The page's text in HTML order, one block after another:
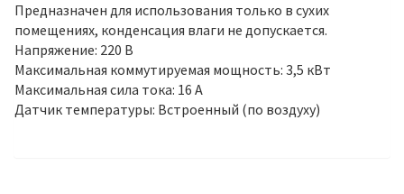
Предназначен для использования только в сухих
помещениях, конденсация влаги не допускается.
Напряжение: 220 В
Максимальная коммутируемая мощность: 3,5 кВт
Максимальная сила тока: 16 А
Датчик температуры: Встроенный (по воздуху)